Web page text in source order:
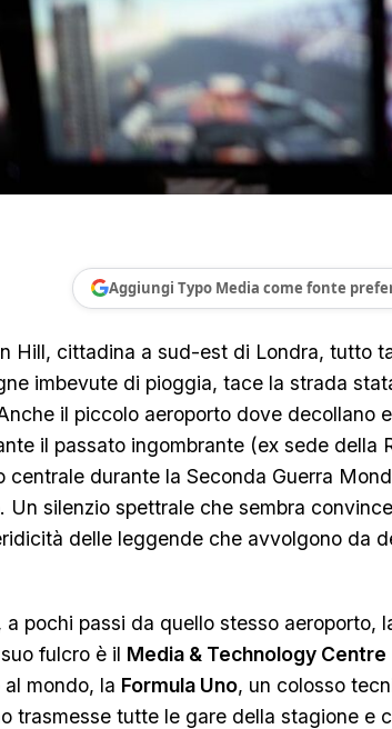
Aggiungi Typo Media come fonte
Hill, cittadina a sud-est di Londra, tutto
imbevute di pioggia, tace la strada
il piccolo aeroporto dove decollano
il passato ingombrante (ex sede della
centrale durante la Seconda Guerra
Un silenzio spettrale che sembra
delle leggende che avvolgono da
a pochi passi da quello stesso aeroporto,
fulcro è il Media & Technology Centre
mondo, la Formula Uno, un colosso
trasmesse tutte le gare della stagione e